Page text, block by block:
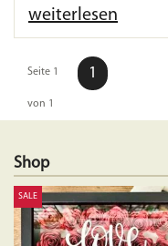
weiterlesen
Seite 1
von 1
1
Shop
SALE